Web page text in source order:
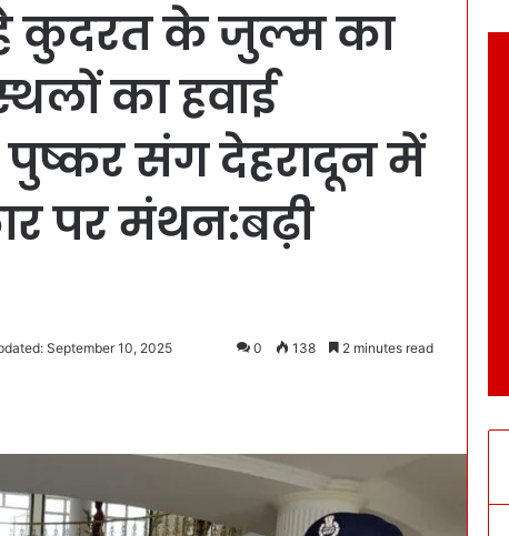
कुदरत के जुल्म का
का हवाई
संग देहरादून में
पर मंथन:बढ़ी
September 10, 2025 0 138 2 minutes read